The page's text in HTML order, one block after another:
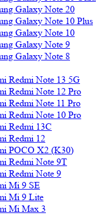
Galaxy Note 20
Galaxy Note 10 Plus
Galaxy Note 10
Galaxy Note 9
Galaxy Note 8
Redmi Note 13 5G
Redmi Note 12 Pro
Redmi Note 11 Pro
Redmi Note 10 Pro
Redmi 13C
Redmi 12
POCO X2 (K30)
Redmi Note 9T
Redmi Note 9
Mi 9 SE
Mi 9 Lite
Mi Max 3